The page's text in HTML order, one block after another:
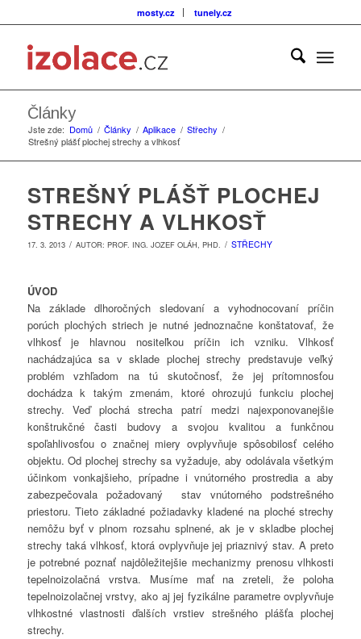
mosty.cz tunely.cz
Články
Jste zde: Domů / Články / Aplikace / Střechy /
Strešný plášť plochej strechy a vlhkosť
STREŠNÝ PLÁŠŤ PLOCHEJ
STRECHY A VLHKOSŤ
17. 3. 2013 / AUTOR: PROF. ING. JOZEF OLÁH, PHD. / STŘECHY
ÚVOD
Na základe dlhoročných sledovaní a vyhodnocovaní príčin
porúch plochých striech je nutné jednoznačne konštatovať, že
vlhkosť je hlavnou nositeľkou príčin ich vzniku. Vlhkosť
nachádzajúca sa v sklade plochej strechy predstavuje veľký
problém vzhľadom na tú skutočnosť, že jej prítomnosťou
dochádza k takým zmenám, ktoré ohrozujú funkciu plochej
strechy. Veď plochá strecha patrí medzi najexponovanejšie
konštrukčné časti budovy a svojou kvalitou a funkčnou
spoľahlivosťou o značnej miery ovplyvňuje spôsobilosť celého
objektu. Od plochej strechy sa vyžaduje, aby odolávala všetkým
účinkom vonkajšieho, prípadne i vnútorného prostredia a aby
zabezpečovala požadovaný stav vnútorného podstrešného
priestoru. Tieto základné požiadavky kladené na ploché strechy
nemôžu byť v plnom rozsahu splnené, ak je v skladbe plochej
strechy taká vlhkosť, ktorá ovplyvňuje jej priaznivý stav. A preto
je potrebné poznať najdôležitejšie mechanizmy prenosu vlhkosti
tepelnoizolačná vrstva. Musíme mať na zreteli, že poloha
tepelnoizolačnej vrstvy, ako aj jej fyzikálne parametre ovplyvňuje
vlhkostné vlastnosti ďalších vrstiev strešného plášťa plochej
strechy.